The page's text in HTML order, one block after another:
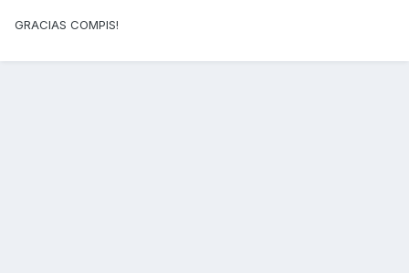
GRACIAS COMPIS!